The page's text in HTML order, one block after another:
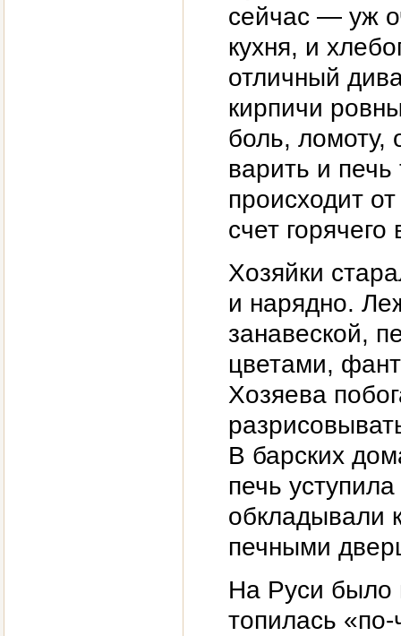
сейчас — уж
кухня, и
отличный
кирпичи
боль, ломоту,
варить и печь
происходит
счет горячего
Хозяйки
и нарядно.
занавеской,
цветами,
Хозяева
В барских
печь
обкладывали
печными
На Руси было
топилась